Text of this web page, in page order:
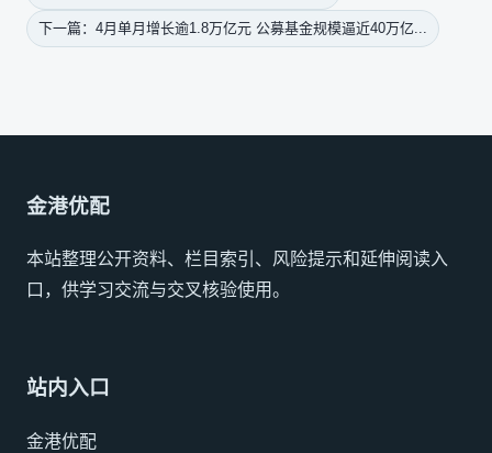
下一篇：4月单月增长逾1.8万亿元 公募基金规模逼近40万亿...
金港优配
本站整理公开资料、栏目索引、风险提示和延伸阅读入
口，供学习交流与交叉核验使用。
站内入口
金港优配